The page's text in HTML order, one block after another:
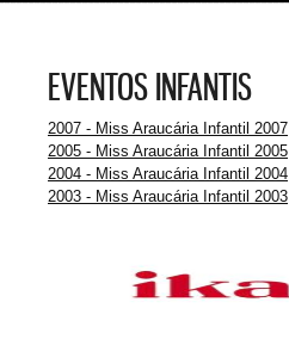
EVENTOS INFANTIS
2007 - Miss Araucária Infantil 2007
2005 - Miss Araucária Infantil 2005
2004 - Miss Araucária Infantil 2004
2003 - Miss Araucária Infantil 2003